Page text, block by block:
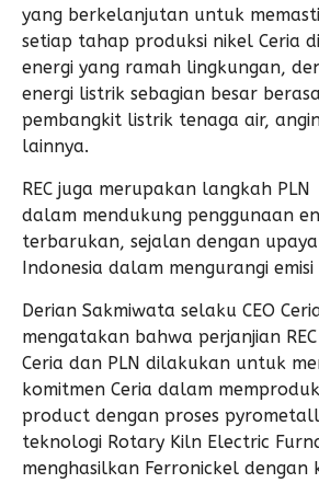
yang berkelanjutan untuk
setiap tahap produksi nikel Ceria
energi yang ramah lingkungan,
energi listrik sebagian besar
pembangkit listrik tenaga air,
lainnya.
REC juga merupakan langkah PLN
dalam mendukung penggunaan
terbarukan, sejalan dengan
Indonesia dalam mengurangi
Derian Sakmiwata selaku CEO
mengatakan bahwa perjanjian
Ceria dan PLN dilakukan untuk
komitmen Ceria dalam
product dengan proses
teknologi Rotary Kiln Electric
menghasilkan Ferronickel dengan